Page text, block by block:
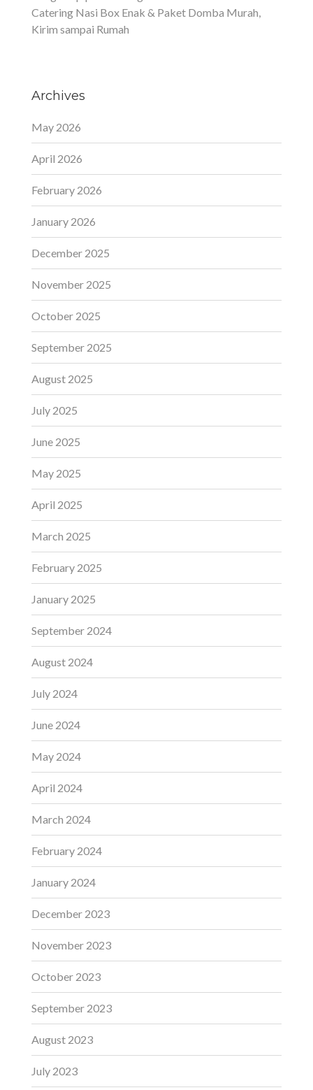
Catering Nasi Box Enak & Paket Domba Murah,
Kirim sampai Rumah
Archives
May 2026
April 2026
February 2026
January 2026
December 2025
November 2025
October 2025
September 2025
August 2025
July 2025
June 2025
May 2025
April 2025
March 2025
February 2025
January 2025
September 2024
August 2024
July 2024
June 2024
May 2024
April 2024
March 2024
February 2024
January 2024
December 2023
November 2023
October 2023
September 2023
August 2023
July 2023